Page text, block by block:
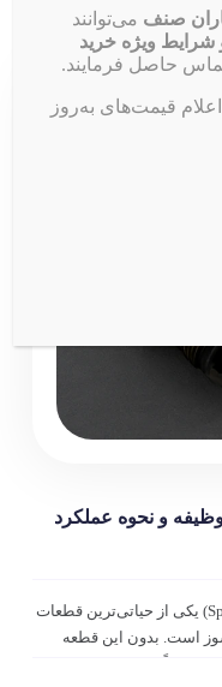
شیمیایی به نام اتیلن
شمع خودرو
و نحوه عملکرد
معرفی کامل شمع خودرو شمع خودرو (Spark Plug) یکی از حیاتی‌ترین قطعات
است. بدون این قطعه
عملاً غیرممکن است.
صنف می‌توانند
ویژه خرید
حاصل فرمایند.
قیمت‌های به‌روز